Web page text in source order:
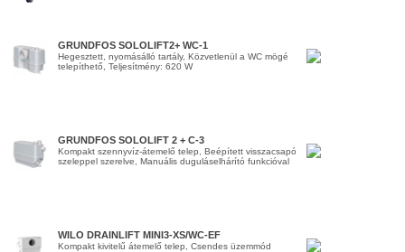
GRUNDFOS SOLOLIFT2+ WC-1
Hegesztett, nyomásálló tartály, Közvetlenül a WC mögé
telepíthető, Teljesítmény: 620 W
GRUNDFOS SOLOLIFT 2 + C-3
Kompakt szennyvíz-átemelő telep, Beépített visszacsapó
szeleppel szerelve, Manuális duguláselhárító funkcióval
WILO DRAINLIFT MINI3-XS/WC-EF
Kompakt kivitelű átemelő telep, Csendes üzemmód